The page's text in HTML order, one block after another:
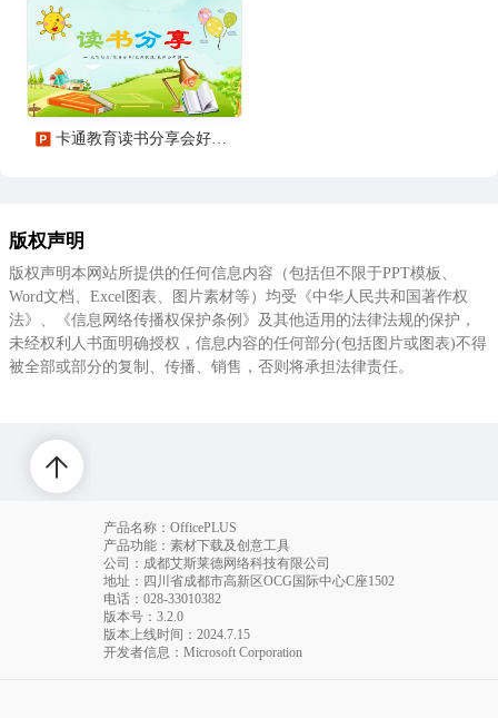
版权声明
版权声明本网站所提供的任何信息内容（包括但不限于PPT模板、
Word文档、Excel图表、图片素材等）均受《中华人民共和国著作权
法》、《信息网络传播权保护条例》及其他适用的法律法规的保护，
未经权利人书面明确授权，信息内容的任何部分(包括图片或图表)不得
被全部或部分的复制、传播、销售，否则将承担法律责任。
产品名称：OfficePLUS
产品功能：素材下载及创意工具
公司：成都艾斯莱德网络科技有限公司
地址：四川省成都市高新区OCG国际中心C座1502
电话 ：028-33010382
版本号：3.2.0
版本上线时间：2024.7.15
开发者信息：Microsoft Corporation